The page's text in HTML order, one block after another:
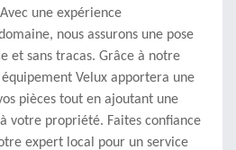
une expérience
nous assurons une pose
et sans tracas. Grâce à notre
Velux apportera une
pièces tout en ajoutant une
votre propriété. Faites confiance
expert local pour un service